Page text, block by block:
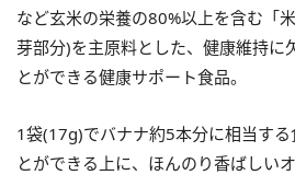
など玄米の栄養の80%以上を含む「
芽部分)を主原料とした、健康維持に
とができる健康サポート食品。
1袋(17g)でバナナ約5本分に相当す
とができる上に、ほんのり香ばしい